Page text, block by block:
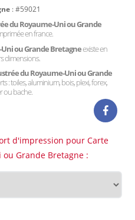
: #59021
du Royaume-Uni ou Grande
en france.
ou Grande Bretagneexiste en
dimensions.
du Royaume-Uni ou Grande
: toiles, aluminium, bois, plexi, forex,
ou bache.
d'impression pour Carte
Grande Bretagne :